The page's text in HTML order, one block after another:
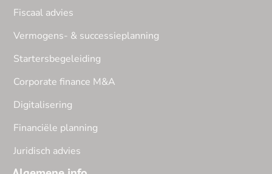
Fiscaal advies
Vermogens- & successieplanning
Startersbegeleiding
Corporate finance M&A
Digitalisering
Financiële planning
Juridisch advies